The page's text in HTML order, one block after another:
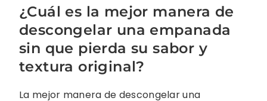
¿Cuál es la mejor manera de
descongelar una empanada
sin que pierda su sabor y
textura original?
La mejor manera de descongelar una